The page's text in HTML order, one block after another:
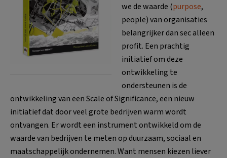
we de waarde (purpose,
people) van organisaties
belangrijker dan sec alleen
profit. Een prachtig
initiatief om deze
ontwikkeling te
ondersteunen is de
ontwikkeling van een Scale of Significance, een nieuw
initiatief dat door veel grote bedrijven warm wordt
ontvangen. Er wordt een instrument ontwikkeld om de
waarde van bedrijven te meten op duurzaam, sociaal en
maatschappelijk ondernemen. Want mensen kiezen liever